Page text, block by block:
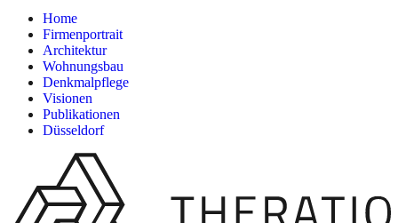
Home
Firmenportrait
Architektur
Wohnungsbau
Denkmalpflege
Visionen
Publikationen
Düsseldorf